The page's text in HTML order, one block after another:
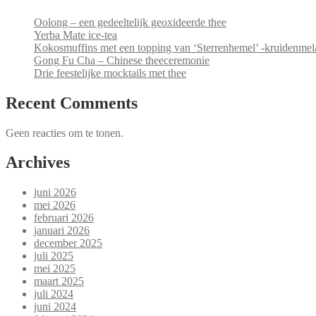
Oolong – een gedeeltelijk geoxideerde thee
Yerba Mate ice-tea
Kokosmuffins met een topping van ‘Sterrenhemel’ -
Gong Fu Cha – Chinese theeceremonie
Drie feestelijke mocktails met thee
Recent Comments
Geen reacties om te tonen.
Archives
juni 2026
mei 2026
februari 2026
januari 2026
december 2025
juli 2025
mei 2025
maart 2025
juli 2024
juni 2024